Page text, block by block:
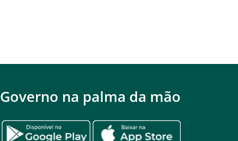
Governo na palma da mão